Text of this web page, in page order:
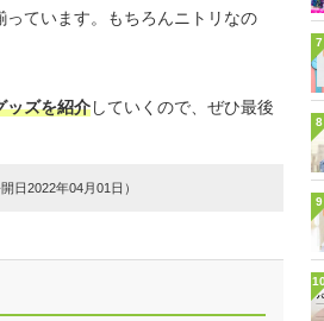
っています。もちろんニトリなの
ッズを紹介していくので、ぜひ最後
日2022年04月01日）
7
8
9